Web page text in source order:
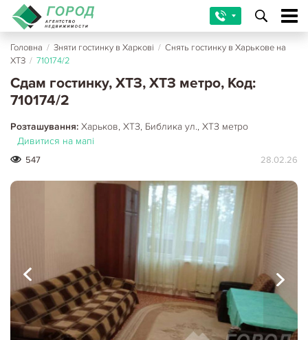
Головна / Зняти гостинку в Харкові / Снять гостинку в Харькове на
ХТЗ / 710174/2
Сдам гостинку, ХТЗ, ХТЗ метро, Код:
710174/2
Розташування: Харьков, ХТЗ, Библика ул., ХТЗ метро
Дивитися на мапі
547 28.02.26